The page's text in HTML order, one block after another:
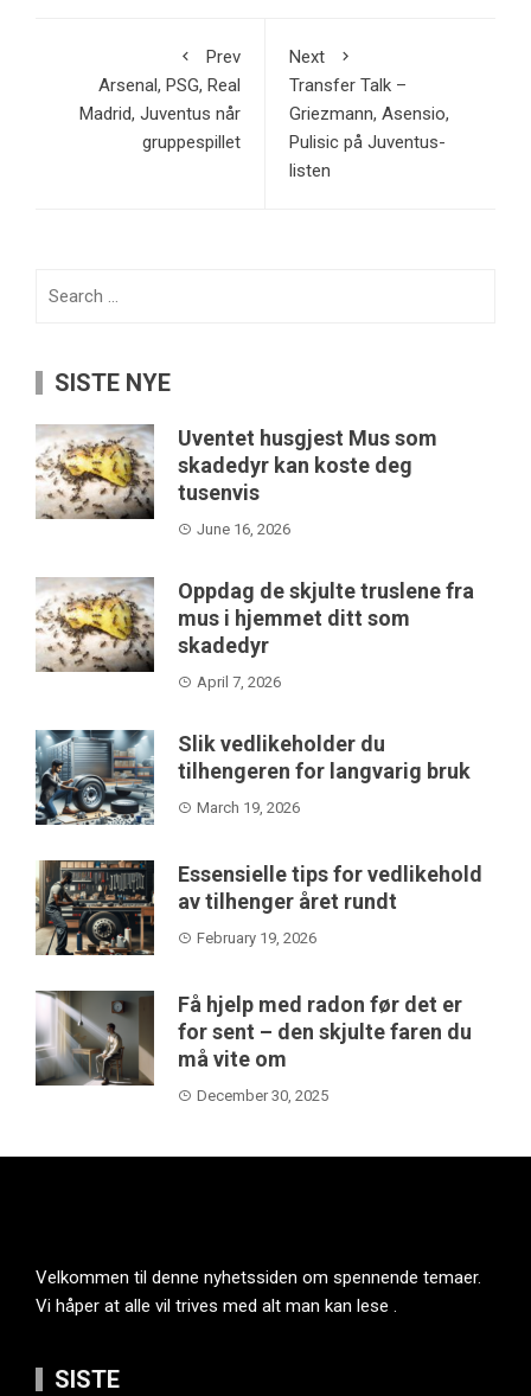
Prev
Arsenal, PSG, Real
Madrid, Juventus når
gruppespillet
Next
Transfer Talk –
Griezmann, Asensio,
Pulisic på Juventus-
listen
SISTE NYE
Uventet husgjest Mus som
skadedyr kan koste deg
tusenvis
June 16, 2026
Oppdag de skjulte truslene fra
mus i hjemmet ditt som
skadedyr
April 7, 2026
Slik vedlikeholder du
tilhengeren for langvarig bruk
March 19, 2026
Essensielle tips for vedlikehold
av tilhenger året rundt
February 19, 2026
Få hjelp med radon før det er
for sent – den skjulte faren du
må vite om
December 30, 2025
Velkommen til denne nyhetssiden om spennende temaer.
Vi håper at alle vil trives med alt man kan lese .
SISTE